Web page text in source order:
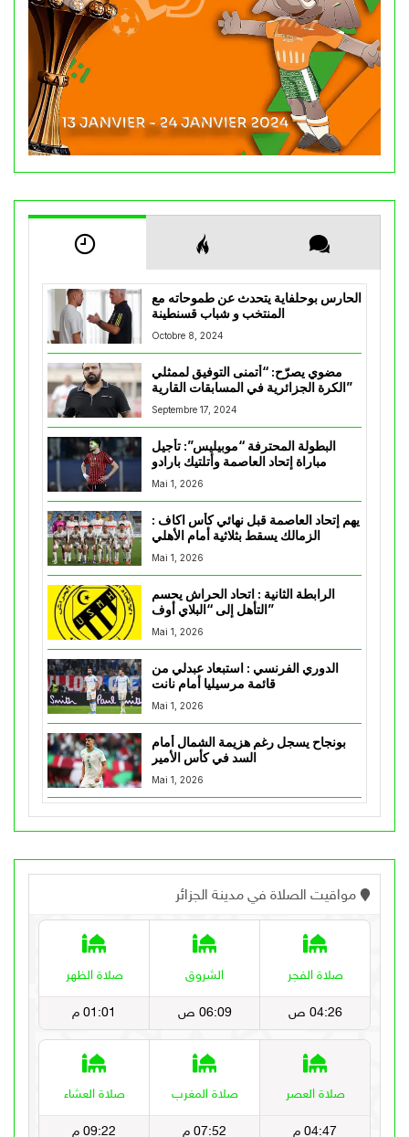
الحارس بوحلفاية يتحدث عن طموحاته مع
المنتخب و شباب قسنطينة
Octobre 8, 2024
مضوي يصرّح: “أتمنى التوفيق لممثلي
الكرة الجزائرية في المسابقات القارية”
Septembre 17, 2024
البطولة المحترفة “موبيليس”: تأجيل
مباراة إتحاد العاصمة وأتلتيك بارادو
Mai 1, 2026
يهم إتحاد العاصمة قبل نهائي كأس اكاف :
Mai 1, 2026
الرابطة الثانية : اتحاد الحراش يحسم
التأهل إلى “البلاي أوف”
Mai 1, 2026
الدوري الفرنسي : استبعاد عبدلي من
قائمة مرسيليا أمام نانت
Mai 1, 2026
بونجاح يسجل رغم هزيمة الشمال أمام
السد في كأس الأمير
Mai 1, 2026